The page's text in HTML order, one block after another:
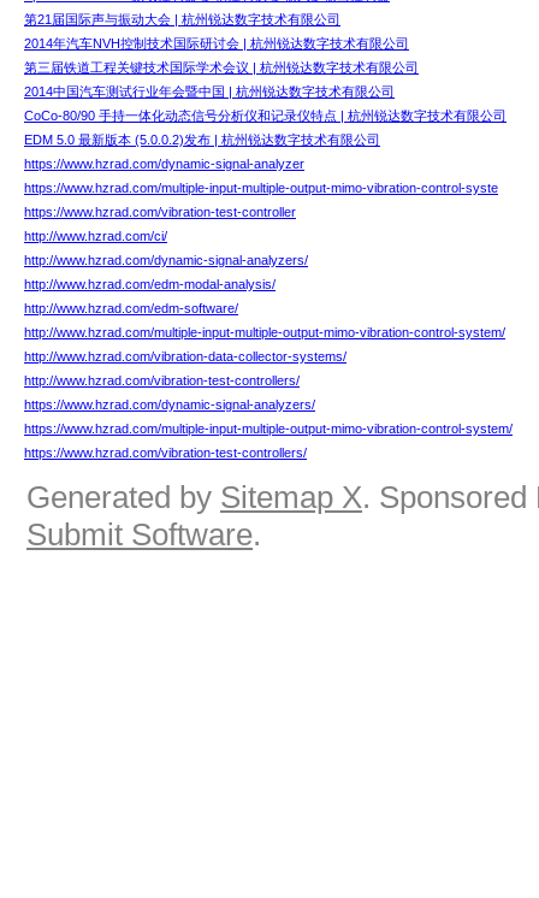
第21届国际声与振动大会 | 杭州锐达数字技术有限公司
2014年汽车NVH控制技术国际研讨会 | 杭州锐达数字技术有限公司
第三届铁道工程关键技术国际学术会议 | 杭州锐达数字技术有限公司
2014中国汽车测试行业年会暨中国 | 杭州锐达数字技术有限公司
CoCo-80/90 手持一体化动态信号分析仪和记录仪特点 | 杭州锐达数字技术有限公司
EDM 5.0 最新版本 (5.0.0.2)发布 | 杭州锐达数字技术有限公司
https://www.hzrad.com/dynamic-signal-analyzer
https://www.hzrad.com/multiple-input-multiple-output-mimo-vibration-control-syste
https://www.hzrad.com/vibration-test-controller
http://www.hzrad.com/ci/
http://www.hzrad.com/dynamic-signal-analyzers/
http://www.hzrad.com/edm-modal-analysis/
http://www.hzrad.com/edm-software/
http://www.hzrad.com/multiple-input-multiple-output-mimo-vibration-control-system/
http://www.hzrad.com/vibration-data-collector-systems/
http://www.hzrad.com/vibration-test-controllers/
https://www.hzrad.com/dynamic-signal-analyzers/
https://www.hzrad.com/multiple-input-multiple-output-mimo-vibration-control-system/
https://www.hzrad.com/vibration-test-controllers/
Generated by Sitemap X.
Submit Software.